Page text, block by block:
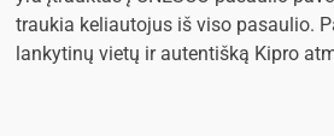
traukia keliautojus iš viso pasaulio.
lankytinų vietų ir autentišką Kipro